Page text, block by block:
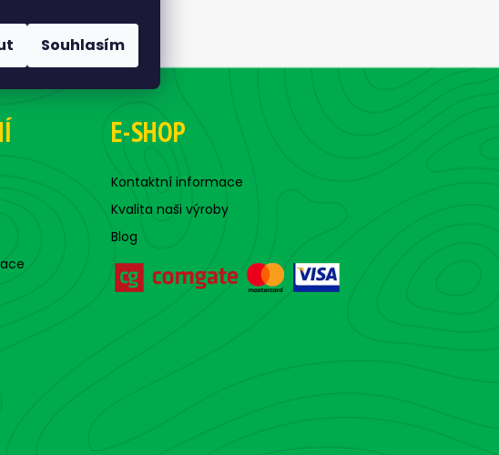
Souhlasím
E-SHOP
Kontaktní informace
Kvalita naši výroby
Blog